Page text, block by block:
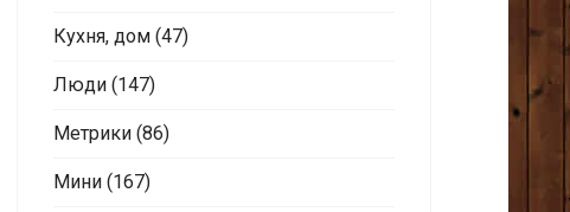
Кухня, дом (47)
Люди (147)
Метрики (86)
Мини (167)